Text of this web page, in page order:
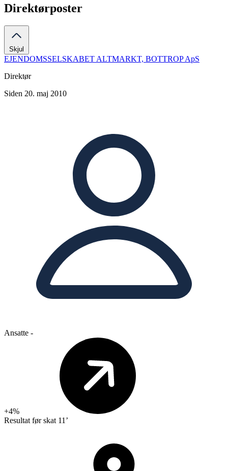
Direktørposter
Skjul
EJENDOMSSELSKABET ALTMARKT, BOTTROP ApS
Direktør
Siden 20. maj 2010
Ansatte -
+4%
Resultat før skat 11’